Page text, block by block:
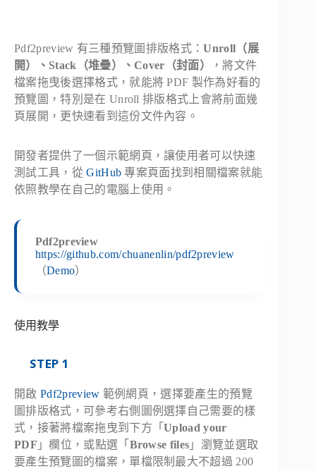
Pdf2preview 有三種預覽圖排版格式：Unroll（展
開）、Stack（堆疊）、Cover（封面）
，將文件
檔案拖曳後選擇格式，就能將 PDF 製作為好看的
預覽圖，特別是在 Unroll 排版格式上會將前面幾
頁展開，更快速看到這份文件內容。
開發者提供了一個示範網頁，讓使用者可以快速
測試工具，從GitHub 專案頁面找到相關檔案就能
依照教學在自己的電腦上使用。
Pdf2preview
https://github.com/chuanenlin/pdf2preview
（Demo）
使用教學
STEP 1
開啟 Pdf2preview 範例網頁，選擇要產生的預覽
圖排版格式，可參考右側圖例選擇自己需要的樣
式，接著將檔案拖曳到下方「Upload your
PDF 」欄位，或點選「 Browse files 」瀏覽並選取
要產生預覽圖的檔案，單檔限制最大不超過 200